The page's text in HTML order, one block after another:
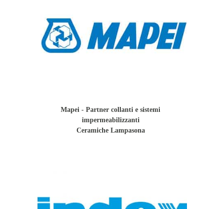
Mapei - Partner collanti e sistemi
impermeabilizzanti
Ceramiche Lampasona